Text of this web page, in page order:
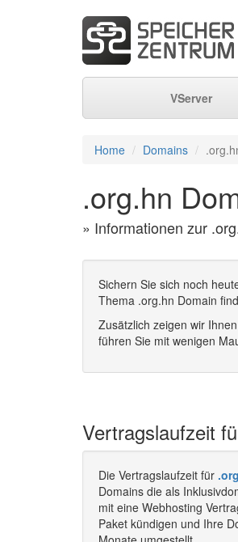
VServer
Home Domains
.org.hn
» Informationen zur
Sichern Sie sich noch
Thema .org.hn Domain
Zusätzlich zeigen wir
führen Sie mit wenigen
Vertragslaufzeit
Die Vertragslaufzeit für
Domains die als
mit eine Webhosting
Paket kündigen und Ihre